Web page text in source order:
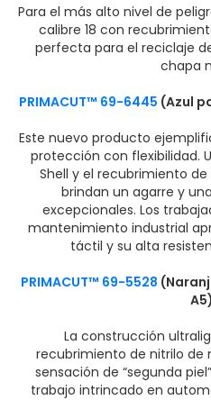
Para el más alto nivel de
calibre 18 con
perfecta para el reciclaje
chapa
PRIMACUT™ 69-6445 (Azul
Este nuevo producto
protección con flexibilidad.
Shell y el recubrimiento
brindan un agarre y
excepcionales. Los
mantenimiento industrial
táctil y su alta
PRIMACUT™ 69-5528
A5)
La construcción
recubrimiento de nitrilo de
sensación de “segunda
trabajo intrincado en